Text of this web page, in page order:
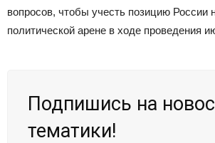
вопросов, чтобы учесть позицию России
политической арене в ходе проведения
Подпишись на
тематики!